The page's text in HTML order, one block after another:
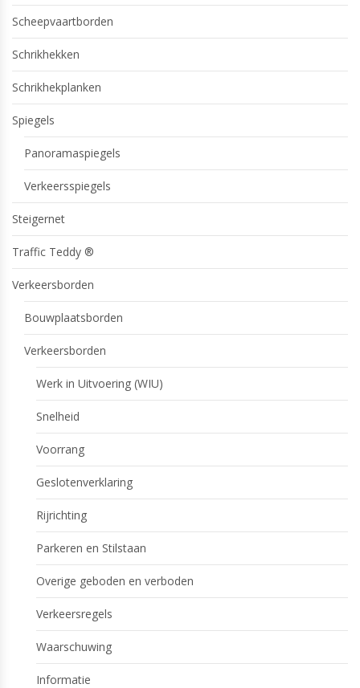
Scheepvaartborden
Schrikhekken
Schrikhekplanken
Spiegels
Panoramaspiegels
Verkeersspiegels
Steigernet
Traffic Teddy ®
Verkeersborden
Bouwplaatsborden
Verkeersborden
Werk in Uitvoering (WIU)
Snelheid
Voorrang
Geslotenverklaring
Rijrichting
Parkeren en Stilstaan
Overige geboden en verboden
Verkeersregels
Waarschuwing
Informatie